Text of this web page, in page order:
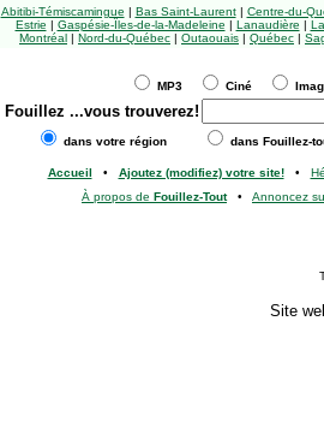
Abitibi-Témiscamingue | Bas Saint-Laurent| Centre-du-
Estrie | Gaspésie-Îles-de-la-Madeleine | Lanaudière |
Montréal | Nord-du-Québec | Outaouais | Québec |
MP3 Ciné
Fouillez ...vous trouverez!
dans votre région dans Fouillez-
Accueil • Ajoutez (modifiez) votre site!•
À propos de Fouillez-Tout• Annoncez
Site